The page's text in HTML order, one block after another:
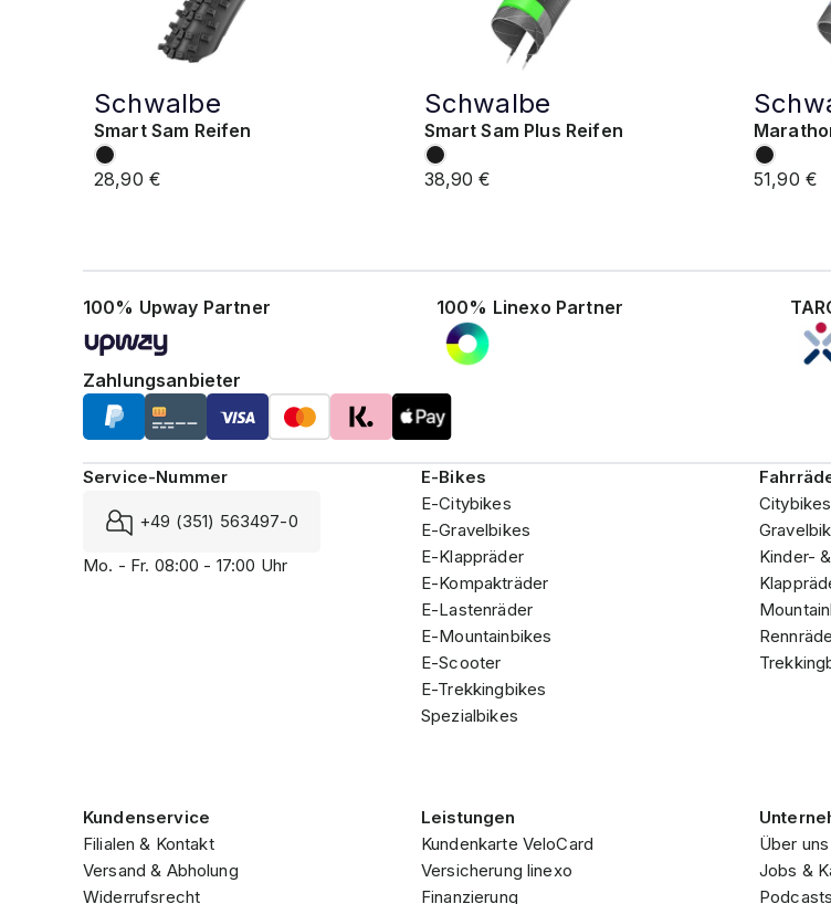
Schwalbe
Smart Sam Reifen
28,90 €
Schwalbe
Smart Sam Plus Reifen
38,90 € 51,90 €
100% Upway Partner 100% Linexo Partner
Zahlungsanbieter
Service-Nummer
+49 (351) 563497-0
Mo. - Fr. 08:00 - 17:00 Uhr
E-Bikes
E-Citybikes
E-Gravelbikes
E-Klappräder
E-Kompakträder
E-Lastenräder
E-Mountainbikes
E-Scooter
E-Trekkingbikes
Spezialbikes
Citybikes
Kinder-
Kundenservice
Filialen & Kontakt
Versand & Abholung
Widerrufsrecht
Leistungen
Kundenkarte VeloCard
Versicherung linexo
Finanzierung
Über uns
Jobs &
Podcasts